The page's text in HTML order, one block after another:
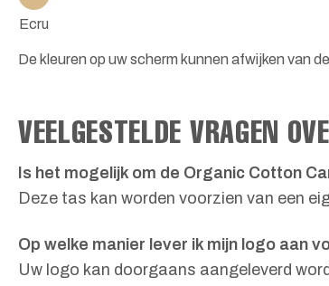
Ecru
De kleuren op uw scherm kunnen afwijken van
VEELGESTELDE VRAGEN
Is het mogelijk om de Organic Cotton
Deze tas kan worden voorzien van een
Op welke manier lever ik mijn logo aan
Uw logo kan doorgaans aangeleverd